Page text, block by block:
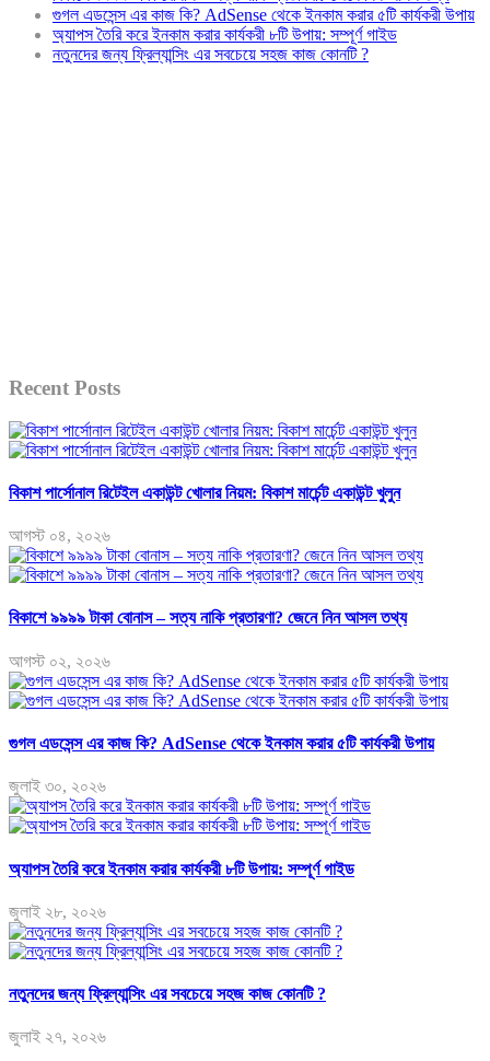
গুগল এডসেন্স এর কাজ কি? AdSense থেকে ইনকাম করার ৫টি কার্যকরী উপায়
অ্যাপস তৈরি করে ইনকাম করার কার্যকরী ৮টি উপায়: সম্পূর্ণ গাইড
নতুনদের জন্য ফ্রিল্যান্সিং এর সবচেয়ে সহজ কাজ কোনটি ?
Recent Posts
বিকাশ পার্সোনাল রিটেইল একাউন্ট খোলার নিয়ম: বিকাশ মার্চেন্ট একাউন্ট খুলুন
আগস্ট ০৪, ২০২৬
বিকাশে ৯৯৯৯ টাকা বোনাস – সত্য নাকি প্রতারণা? জেনে নিন আসল তথ্য
আগস্ট ০২, ২০২৬
গুগল এডসেন্স এর কাজ কি? AdSense থেকে ইনকাম করার ৫টি কার্যকরী উপায়
জুলাই ৩০, ২০২৬
অ্যাপস তৈরি করে ইনকাম করার কার্যকরী ৮টি উপায়: সম্পূর্ণ গাইড
জুলাই ২৮, ২০২৬
নতুনদের জন্য ফ্রিল্যান্সিং এর সবচেয়ে সহজ কাজ কোনটি ?
জুলাই ২৭, ২০২৬